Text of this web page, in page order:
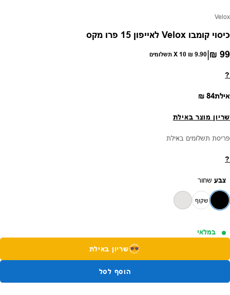
ספק:
Velox
כיסוי קומבו Velox לאייפון 15 פרו מקס
מחיר רגיל
99 ₪
|
9.90 ₪ X 10 תשלומים
?
אילתמחיר רגיל
84 ₪
שריון מוצר באילת
פריסת תשלומים באילת
?
צבע שחור
שקוף
במלאי
שריון באילת
הוסף לסל